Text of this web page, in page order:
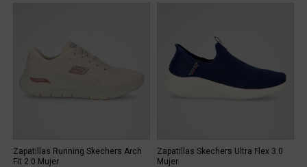
Zapatillas Running Skechers Arch
Fit 2.0 Mujer
Zapatillas Skechers Ultra Flex 3.0
Mujer